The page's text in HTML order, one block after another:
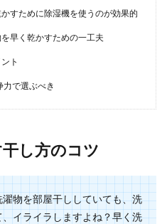
使ったアクセサリーの作り方
、デザインを考えるのが面倒だと諦め
も...
ーの育て方【鉢植え】上手に
法と収穫方法を解説
の鉢植えを育てようと考えている人の
うやって育てれば上手に実を付けるこ
の...
すために除湿機を使うのが効果的
早く乾かすための一工夫
ト
で選ぶべき
し方のコツ
物を部屋干ししていても、洗
イライラしますよね？早く洗